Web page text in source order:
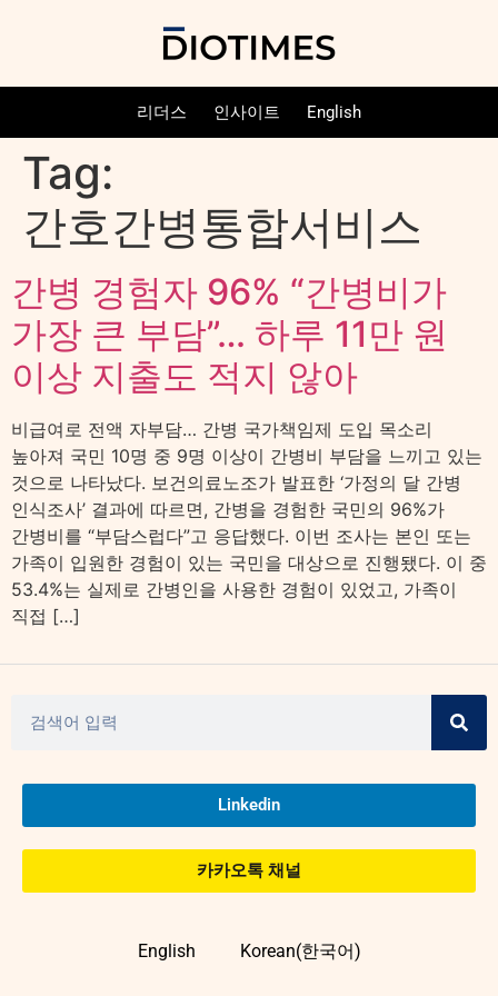
리더스 인사이트 English
Tag:
간호간병통합서비스
간병 경험자 96% “간병비가
가장 큰 부담”… 하루 11만 원
이상 지출도 적지 않아
비급여로 전액 자부담… 간병 국가책임제 도입 목소리
높아져 국민 10명 중 9명 이상이 간병비 부담을 느끼고 있는
것으로 나타났다. 보건의료노조가 발표한 ‘가정의 달 간병
인식조사’ 결과에 따르면, 간병을 경험한 국민의 96%가
간병비를 “부담스럽다”고 응답했다. 이번 조사는 본인 또는
가족이 입원한 경험이 있는 국민을 대상으로 진행됐다. 이 중
53.4%는 실제로 간병인을 사용한 경험이 있었고, 가족이
직접 […]
Linkedin
카카오톡 채널
English Korean(한국어)